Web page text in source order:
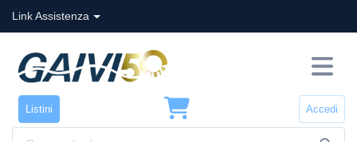
Link Assistenza
Listini Accedi